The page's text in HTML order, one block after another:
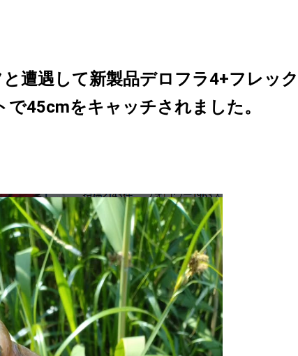
遭遇して新製品デロフラ4+フレック
45cmをキャッチされました。